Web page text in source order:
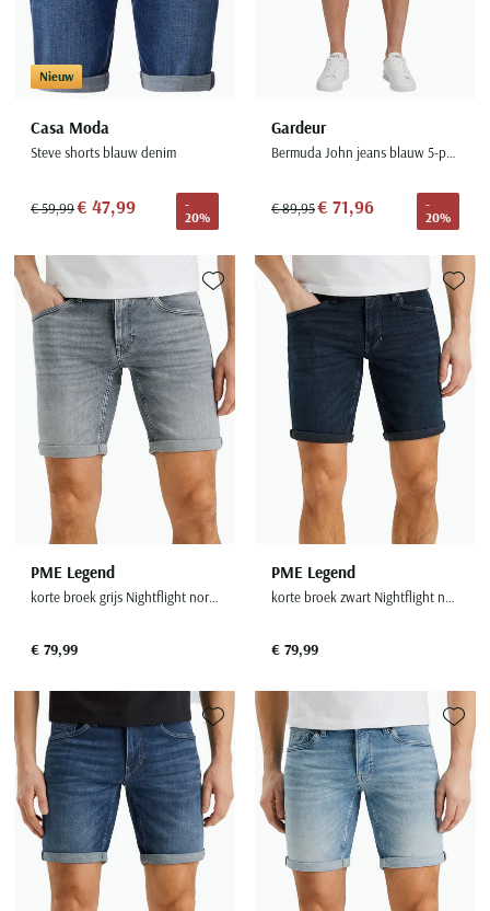
Casa Moda
Steve shorts blauw denim
€ 59,99€ 47,99
-
20%
Nieuw
Gardeur
Bermuda John jeans blauw 5-pocket
€ 89,95€ 71,96
-
20%
PME Legend
korte broek grijs Nightflight normale fit
€ 79,99
Toevoegen aan favorieten
PME Legend
korte broek zwart Nightflight normale fit
€ 79,99
Toevoegen aan favorieten